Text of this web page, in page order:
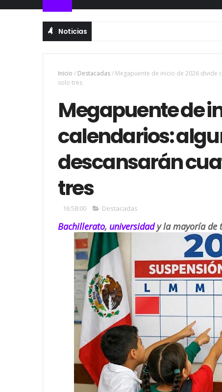
Noticias
Inicio / Destacadas/ Megapuente de inicio de 2026 divide
solo tres
Megapuente de
calendarios:
descansarán
tres
16:58:00 Destacadas
Bachillerato, universidady la mayoría de